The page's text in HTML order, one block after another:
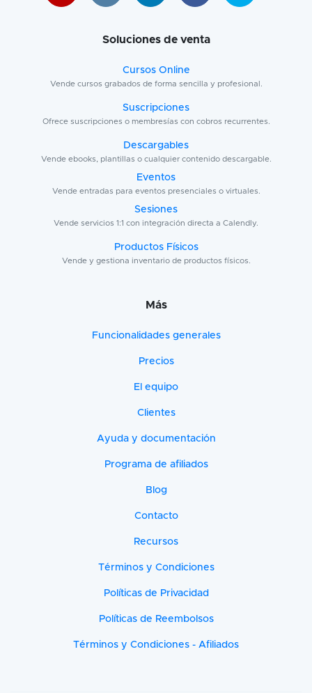
Soluciones de venta
Cursos Online
Vende cursos grabados de forma sencilla y profesional.
Suscripciones
Ofrece suscripciones o membresías con cobros recurrentes.
Descargables
Vende ebooks, plantillas o cualquier contenido descargable.
Eventos
Vende entradas para eventos presenciales o virtuales.
Sesiones
Vende servicios 1:1 con integración directa a Calendly.
Productos Físicos
Vende y gestiona inventario de productos físicos.
Más
Funcionalidades generales
Precios
El equipo
Clientes
Ayuda y documentación
Programa de afiliados
Blog
Contacto
Recursos
Términos y Condiciones
Políticas de Privacidad
Políticas de Reembolsos
Términos y Condiciones - Afiliados